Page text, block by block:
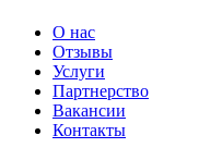
О нас
Отзывы
Услуги
Партнерство
Вакансии
Контакты